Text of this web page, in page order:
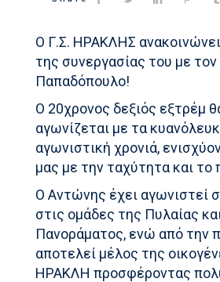
Ο Γ.Σ. ΗΡΑΚΛΗΣ
της συνεργασίας του με
Παπαδόπουλο!
Ο 20χρονος δεξιός εξτρέμ
αγωνίζεται με τα
αγωνιστική χρονιά,
μας με την ταχύτητα και το
Ο Αντώνης έχει αγωνιστεί
στις ομάδες της Πυλαίας
Πανοράματος, ενώ από την
αποτελεί μέλος της
ΗΡΑΚΛΗ προσφέροντας